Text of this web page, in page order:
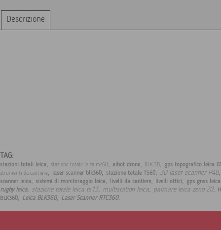
Descrizione
TAG:
stazioni totali leica, stazione totale leica ms60, aibot drone, BLK 3D, gps topografico leica
strumenti da cantiere, laser scanner blk360, stazione totale TS60, 3D laser scanner P40
scanner leica, sistemi di monitoraggio leica, livelli da cantiere, livelli ottici, gps gnss
rugby leica, stazione totale leica ts13, multistation leica, palmare leica zeno 20,
BLK360, Leica BLK360, Laser Scanner RTC360.